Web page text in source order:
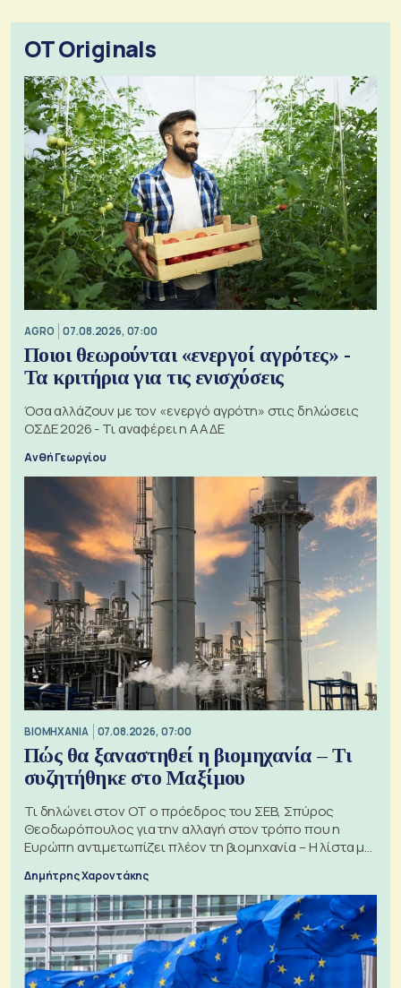
OT Originals
AGRO 07.08.2026, 07:00
Ποιοι θεωρούνται «ενεργοί αγρότες» -
Τα κριτήρια για τις ενισχύσεις
Όσα αλλάζουν με τον «ενεργό αγρότη» στις δηλώσεις
ΟΣΔΕ 2026 - Τι αναφέρει η ΑΑΔΕ
Ανθή Γεωργίου
ΒΙΟΜΗΧΑΝΙΑ 07.08.2026, 07:00
Πώς θα ξαναστηθεί η βιομηχανία – Τι
συζητήθηκε στο Μαξίμου
Τι δηλώνει στον ΟΤ ο πρόεδρος του ΣΕΒ, Σπύρος
Θεοδωρόπουλος για την αλλαγή στον τρόπο που η
Ευρώπη αντιμετωπίζει πλέον τη βιομηχανία – Η λίστα με
Δημήτρης Χαροντάκης